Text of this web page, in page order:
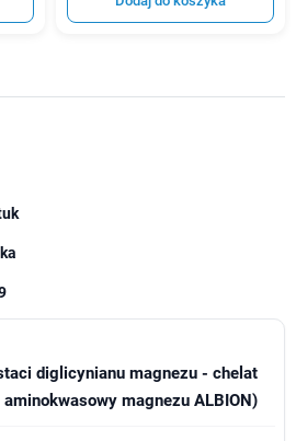
diglicynianu magnezu - chelat
aminokwasowy magnezu ALBION)